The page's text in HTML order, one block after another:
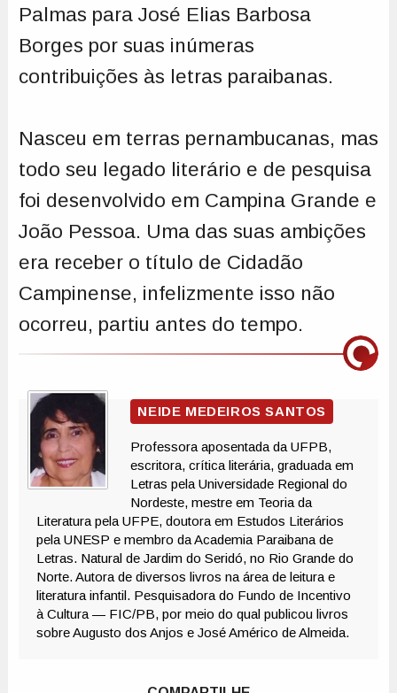
Palmas para José Elias Barbosa
Borges por suas inúmeras
contribuições às letras paraibanas.
Nasceu em terras pernambucanas, mas
todo seu legado literário e de pesquisa
foi desenvolvido em Campina Grande e
João Pessoa. Uma das suas ambições
era receber o título de Cidadão
Campinense, infelizmente isso não
ocorreu, partiu antes do tempo.